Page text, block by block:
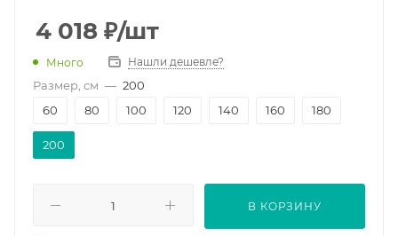
4 018 ₽/шт
Много Нашли дешевле?
Размер, см — 200
60
80 100 120 140 160 180
200
В КОРЗИНУ